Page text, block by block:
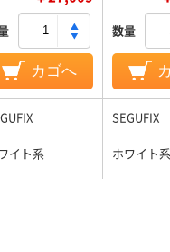
カゴへ
数量
SEGUFIX
イト系 ホワイト系